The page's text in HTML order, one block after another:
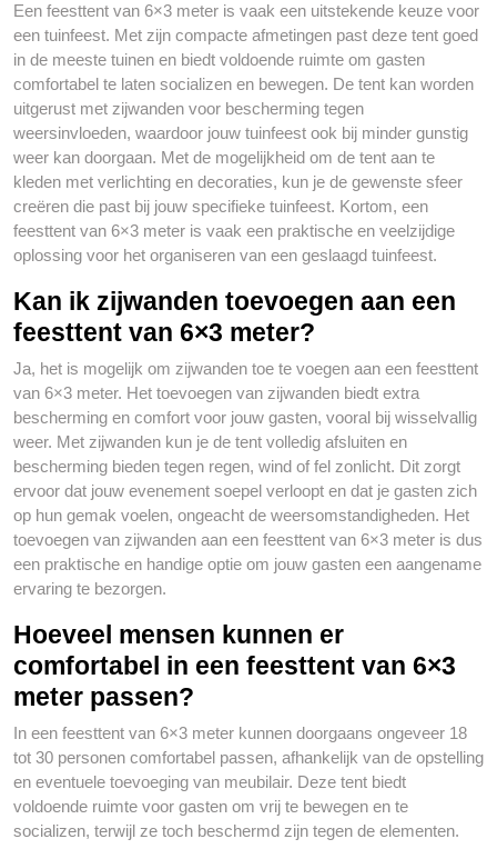
Een feesttent van 6×3 meter is vaak een uitstekende keuze voor
een tuinfeest. Met zijn compacte afmetingen past deze tent goed
in de meeste tuinen en biedt voldoende ruimte om gasten
comfortabel te laten socializen en bewegen. De tent kan worden
uitgerust met zijwanden voor bescherming tegen
weersinvloeden, waardoor jouw tuinfeest ook bij minder gunstig
weer kan doorgaan. Met de mogelijkheid om de tent aan te
kleden met verlichting en decoraties, kun je de gewenste sfeer
creëren die past bij jouw specifieke tuinfeest. Kortom, een
feesttent van 6×3 meter is vaak een praktische en veelzijdige
oplossing voor het organiseren van een geslaagd tuinfeest.
Kan ik zijwanden toevoegen aan een
feesttent van 6×3 meter?
Ja, het is mogelijk om zijwanden toe te voegen aan een feesttent
van 6×3 meter. Het toevoegen van zijwanden biedt extra
bescherming en comfort voor jouw gasten, vooral bij wisselvallig
weer. Met zijwanden kun je de tent volledig afsluiten en
bescherming bieden tegen regen, wind of fel zonlicht. Dit zorgt
ervoor dat jouw evenement soepel verloopt en dat je gasten zich
op hun gemak voelen, ongeacht de weersomstandigheden. Het
toevoegen van zijwanden aan een feesttent van 6×3 meter is dus
een praktische en handige optie om jouw gasten een aangename
ervaring te bezorgen.
Hoeveel mensen kunnen er
comfortabel in een feesttent van 6×3
meter passen?
In een feesttent van 6×3 meter kunnen doorgaans ongeveer 18
tot 30 personen comfortabel passen, afhankelijk van de opstelling
en eventuele toevoeging van meubilair. Deze tent biedt
voldoende ruimte voor gasten om vrij te bewegen en te
socializen, terwijl ze toch beschermd zijn tegen de elementen.